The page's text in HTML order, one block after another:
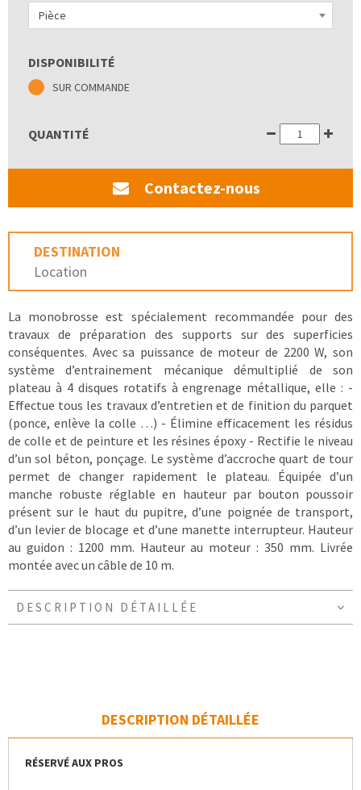
Pièce
DISPONIBILITÉ
SUR COMMANDE
QUANTITÉ
Contactez-nous
DESTINATION
Location
La monobrosse est spécialement recommandée pour des
travaux de préparation des supports sur des superficies
conséquentes. Avec sa puissance de moteur de 2200 W, son
système d’entrainement mécanique démultiplié de son
plateau à 4 disques rotatifs à engrenage métallique, elle : -
Effectue tous les travaux d’entretien et de finition du parquet
(ponce, enlève la colle …) - Élimine efficacement les résidus
de colle et de peinture et les résines époxy - Rectifie le niveau
d’un sol béton, ponçage. Le système d’accroche quart de tour
permet de changer rapidement le plateau. Équipée d’un
manche robuste réglable en hauteur par bouton poussoir
présent sur le haut du pupitre, d’une poignée de transport,
d’un levier de blocage et d’une manette interrupteur. Hauteur
au guidon : 1200 mm. Hauteur au moteur : 350 mm. Livrée
montée avec un câble de 10 m.
DESCRIPTION DÉTAILLÉE
DESCRIPTION DÉTAILLÉE
RÉSERVÉ AUX PROS